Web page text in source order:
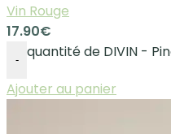
Vin Rouge
17.90€
- quantité de DIVIN -
Ajouter au panier